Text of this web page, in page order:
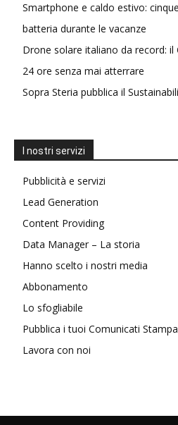
Smartphone e caldo estivo:
batteria durante le vacanze
Drone solare italiano da record: il
24 ore senza mai atterrare
Sopra Steria pubblica il
I nostri servizi
Pubblicità e servizi
Lead Generation
Content Providing
Data Manager – La storia
Hanno scelto i nostri media
Abbonamento
Lo sfogliabile
Pubblica i tuoi Comunicati Stampa
Lavora con noi